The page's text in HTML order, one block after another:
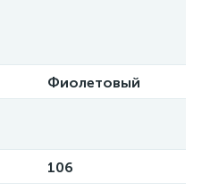
Фиолетовый
106